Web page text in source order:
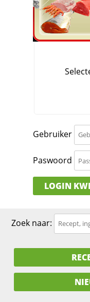
Gebruiker
Paswoord
LOGIN
Zoek naar: